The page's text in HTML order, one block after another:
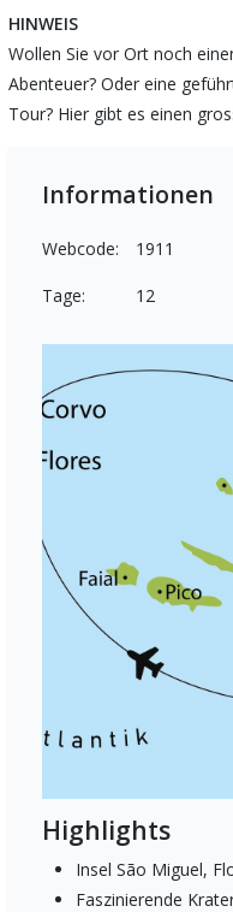
HINWEIS
Wollen Sie vor Ort noch
Abenteuer? Oder eine
Tour? Hier gibt es einen
Informationen
Webcode: 1911
Tage: 12
Highlights
Insel São Miguel,
Faszinierende